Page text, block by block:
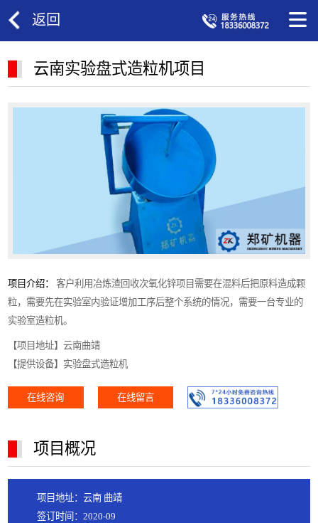
返回
云南实验盘式造粒机项目
项目介绍：
客户利用冶炼渣回收次氧化锌项目需要在混料后把原料造成颗
粒，需要先在实验室内验证增加工序后整个系统的情况，需要一台专业的
实验室造粒机。
【项目地址】云南曲靖
【提供设备】实验盘式造粒机
在线咨询 在线留言
项目概况
项目地址：云南 曲靖
签订时间：2020-09